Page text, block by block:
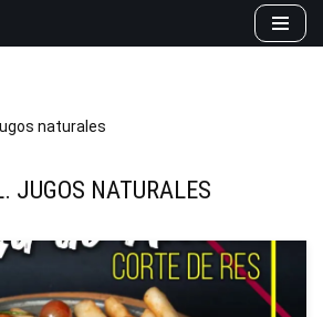
naturales
JUGOS NATURALES